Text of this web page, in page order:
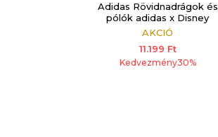
Adidas Rövidnadrágok és
pólók adidas x Disney
Mickey Mouse
AKCIÓ
11.199 Ft
Kedvezmény30%